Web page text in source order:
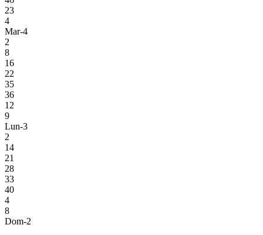
23
4
Mar-4
2
8
16
22
35
36
12
9
Lun-3
2
14
21
28
33
40
4
8
Dom-2